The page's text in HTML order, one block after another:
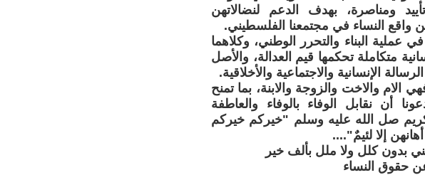
ومناصرة، بهدف الدعم لنضالاتهن
واقع النساء في مجتمعنا الفلسطيني.
البناء والتحرر الوطني، وكلاهما
متكاملة تحكمها قيم العدالة، والأصل
الإنسانية والاجتماعية والأخلاقية.
الام والاخت والزوجة والابنة، بما تمنح
أن نقابل الوفاء بالوفاء والعاطفة
صل الله عليه وسلم "خيركم خيركم
إلا لئيمٌ"....
بدون كلل ولا ملل بألف خير
حقوق النساء